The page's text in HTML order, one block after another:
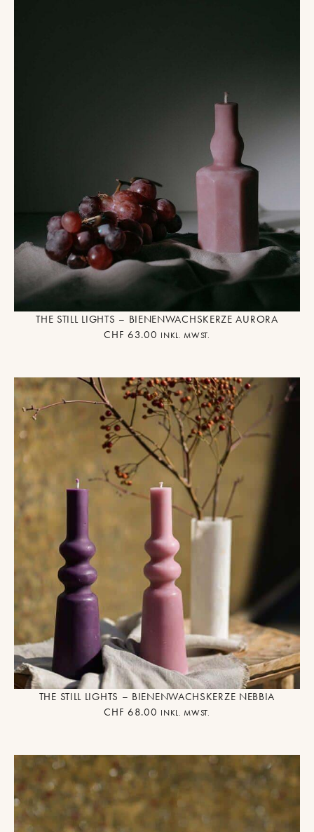
THE STILL LIGHTS – BIENENWACHSKERZE AURORA
CHF 63.00 INKL. MWST.
THE STILL LIGHTS – BIENENWACHSKERZE NEBBIA
CHF 68.00 INKL. MWST.